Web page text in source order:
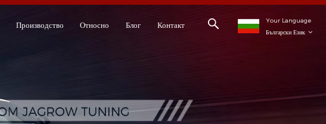
Your Language
Български Език
Производство Относно Блог Контакт